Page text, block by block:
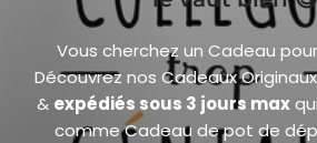
Vous cherchez un Cadeau
Découvrez nos Cadeaux
& expédiés sous 3 jours max
comme Cadeau de pot de